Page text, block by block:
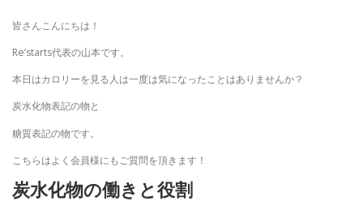
皆さんこんにちは！
Re’starts代表の山本です。
本日はカロリーを見る人は一度は気になったことはありませんか？
炭水化物表記の物と
糖質表記の物です。
こちらはよく会員様にもご質問を頂きます！
炭水化物の働きと役割